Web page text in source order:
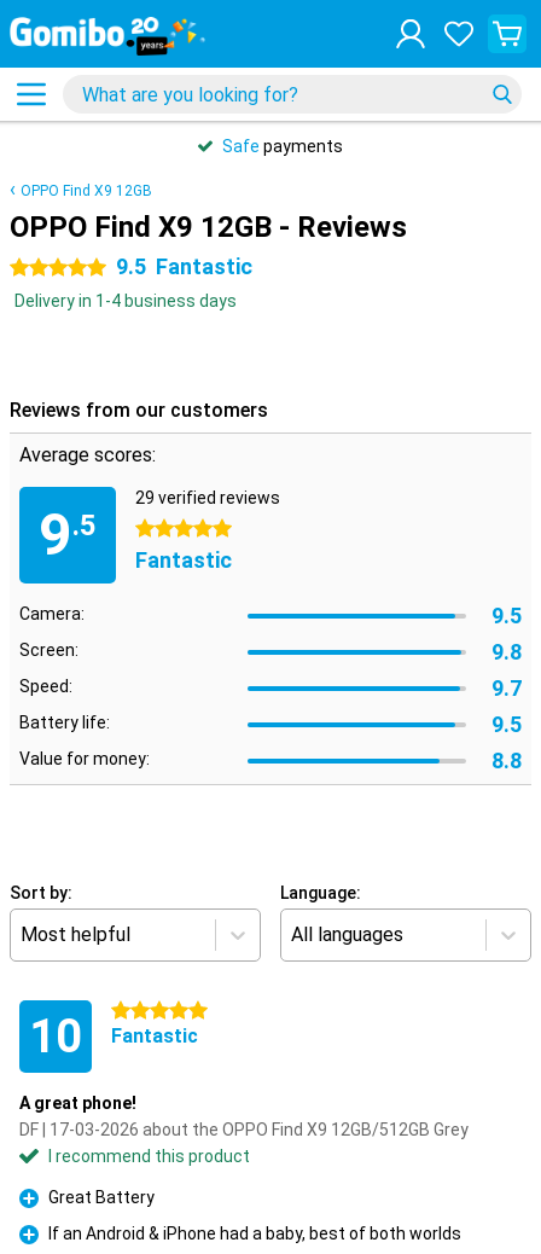
Safe payments
OPPO Find X9 12GB
OPPO Find X9 12GB - Reviews
5 stars 9.5 Fantastic
Delivery in 1-4 business days
Reviews from our customers
Average scores:
9.5
29 verified reviews
5 stars
Fantastic
Camera: 9.5
Screen: 9.8
Speed: 9.7
Battery life: 9.5
Value for money: 8.8
Sort by:
Most helpful
Language:
All languages
10 5 stars
Fantastic
A great phone!
DF | 17-03-2026 about the OPPO Find X9 12GB/512GB Grey
I recommend this product
Pro
Great Battery
Pro
If an Android & iPhone had a baby, best of both worlds